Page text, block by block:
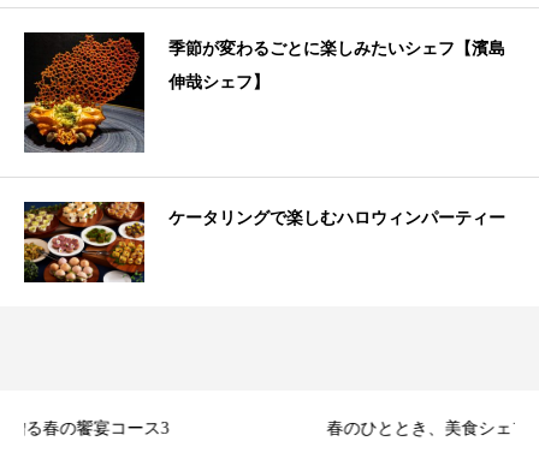
季節が変わるごとに楽しみたいシェフ【濱島
伸哉シェフ】
ケータリングで楽しむハロウィンパーティー
春のひととき、美食シェフ3名の特別コース